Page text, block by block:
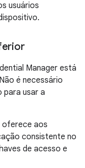
usuários
Manager está
é necessário
para usar a
oferece aos
consistente no
de acesso e